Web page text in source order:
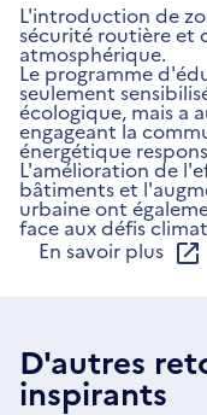
L'introduction de
sécurité routière et
atmosphérique.
Le programme
seulement
écologique, mais a
engageant la
énergétique
L'amélioration de
bâtiments et
urbaine ont
face aux défis
En savoir plus
D'autres
inspirants